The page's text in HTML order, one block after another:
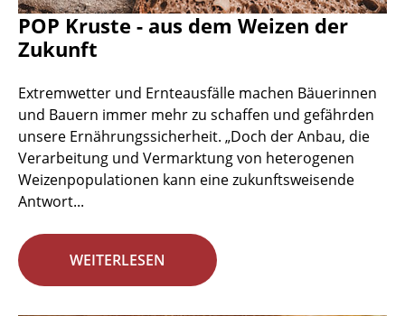
POP Kruste - aus dem Weizen der
Zukunft
Extremwetter und Ernteausfälle machen Bäuerinnen
und Bauern immer mehr zu schaffen und gefährden
unsere Ernährungssicherheit. „Doch der Anbau, die
Verarbeitung und Vermarktung von heterogenen
Weizenpopulationen kann eine zukunftsweisende
Antwort...
WEITERLESEN